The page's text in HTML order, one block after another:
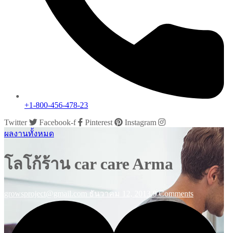
+1-800-456-478-23
Twitter
Facebook-f Pinterest
Instagram
ผลงานทั้งหมด
โลโก้ร้าน car care Arma
growsproject@gmail.com ธันวาคม 12, 2013 0 Comments